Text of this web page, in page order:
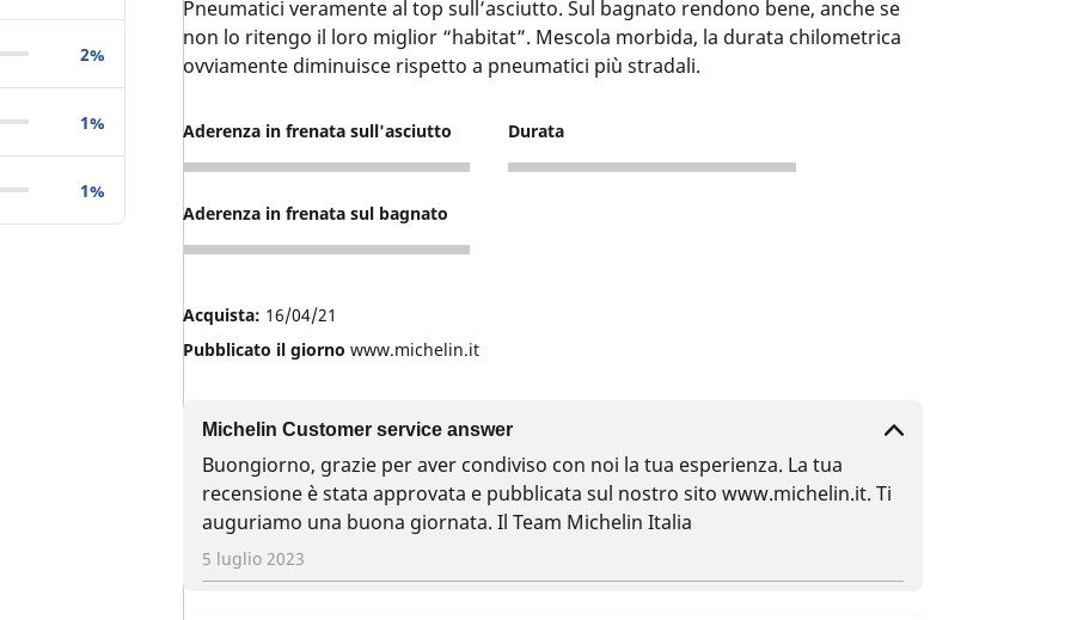
2%
1%
1%
Pneumatici veramente al top sull’asciutto. Sul bagnato rendono bene, anche se
non lo ritengo il loro miglior “habitat”. Mescola morbida, la durata chilometrica
ovviamente diminuisce rispetto a pneumatici più stradali.
Aderenza in frenata sull'asciutto
5
Durata
3
Aderenza in frenata sul bagnato
4
Acquista: 16/04/21
Pubblicato il giorno www.michelin.it
Michelin Customer service answer
Buongiorno, grazie per aver condiviso con noi la tua esperienza. La tua
recensione è stata approvata e pubblicata sul nostro sito www.michelin.it. Ti
auguriamo una buona giornata. Il Team Michelin Italia
5 luglio 2023